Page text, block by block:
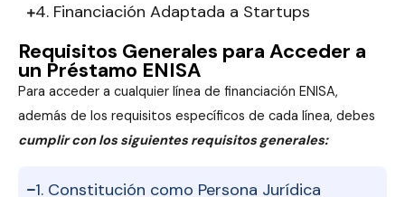
4. Financiación Adaptada a Startups
Requisitos Generales para Acceder a
un Préstamo ENISA
Para acceder a cualquier línea de financiación ENISA,
además de los requisitos específicos de cada línea, debes
cumplir con los siguientes requisitos generales:
1. Constitución como Persona Jurídica